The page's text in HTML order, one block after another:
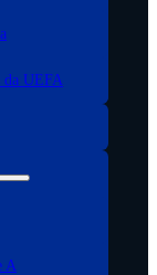
da UEFA
A